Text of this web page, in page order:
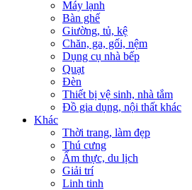
Máy lạnh
Bàn ghế
Giường, tủ, kệ
Chăn, ga, gối, nệm
Dụng cụ nhà bếp
Quạt
Đèn
Thiết bị vệ sinh, nhà tắm
Đồ gia dụng, nội thất khác
Khác
Thời trang, làm đẹp
Thú cưng
Ẩm thực, du lịch
Giải trí
Linh tinh